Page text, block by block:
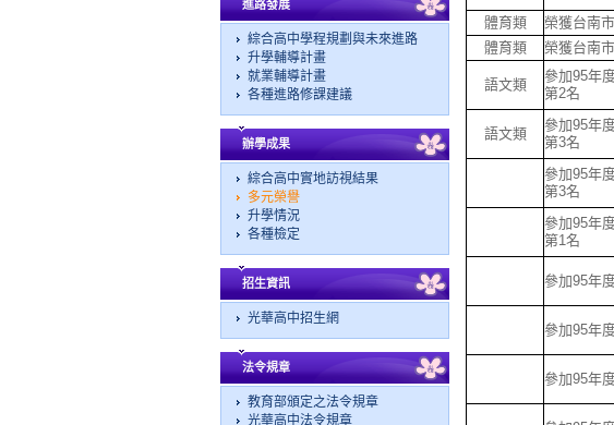
進路發展
綜合高中學程規劃與未來進路
升學輔導計畫
就業輔導計畫
各種進路修課建議
辦學成果
綜合高中實地訪視結果
多元榮譽
升學情況
各種檢定
招生資訊
光華高中招生網
法令規章
教育部頒定之法令規章
光華高中法令規章
體育類 榮獲台南
體育類
榮獲台南
語文類
參加95年
第2名
語文類
參加95年
第3名
參加95年
第3名
參加95年
第1名
參加95年
參加95年
參加95年